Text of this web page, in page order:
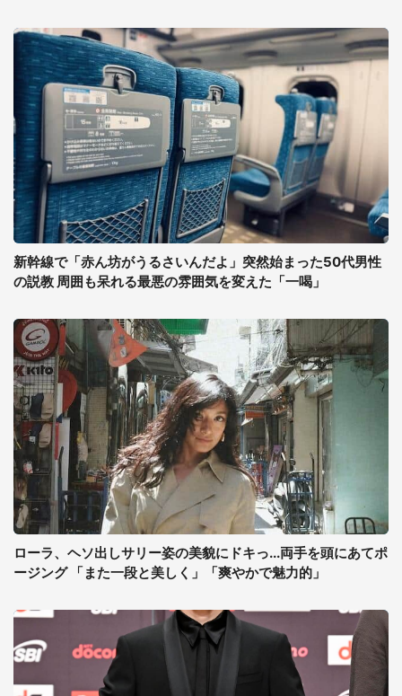
新幹線で「赤ん坊がうるさいんだよ」突然始まった50代男性
の説教 周囲も呆れる最悪の雰囲気を変えた「一喝」
ローラ、ヘソ出しサリー姿の美貌にドキっ...両手を頭にあてポ
ージング 「また一段と美しく」「爽やかで魅力的」